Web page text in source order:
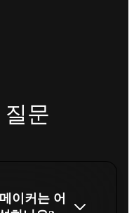
문
이커는 어